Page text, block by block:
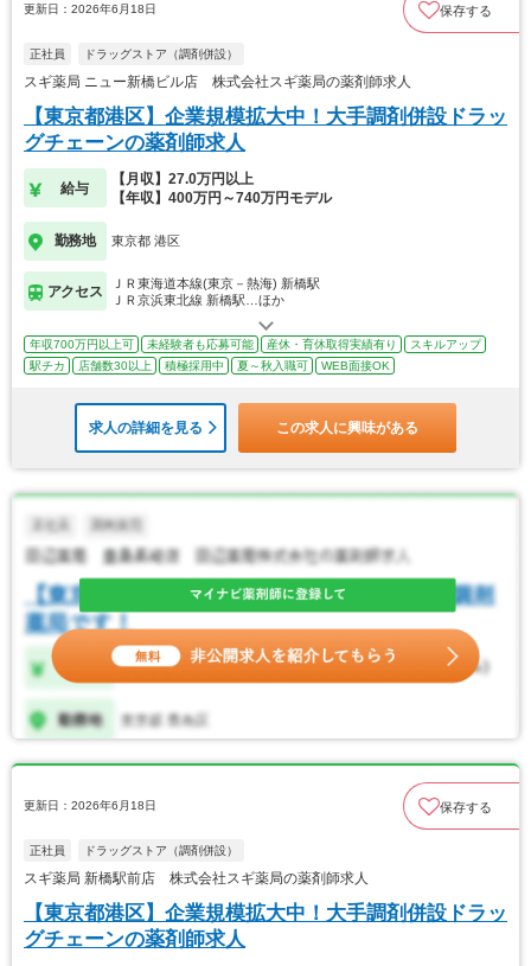
更新日：2026年6月18日 保存する
正社員 ドラッグストア（調剤併設）
スギ薬局 ニュー新橋ビル店 株式会社スギ薬局の薬剤師求人
【東京都港区】企業規模拡大中！大手調剤併設ドラッ
グチェーンの薬剤師求人
給与
【月収】27.0万円以上
【年収】400万円～740万円モデル
勤務地 東京都 港区
アクセス
ＪＲ東海道本線(東京－熱海) 新橋駅
ＪＲ京浜東北線 新橋駅…ほか
年収700万円以上可 未経験者も応募可能 産休・育休取得実績有り
スキルアップ
駅チカ
店舗数30以上 積極採用中 夏～秋入職可 WEB面接OK
求人の詳細を見る この求人に興味がある
更新日：2026年6月18日 保存する
正社員 ドラッグストア（調剤併設）
スギ薬局 新橋駅前店 株式会社スギ薬局の薬剤師求人
【東京都港区】企業規模拡大中！大手調剤併設ドラッ
グチェーンの薬剤師求人